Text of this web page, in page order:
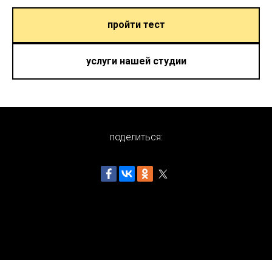
пройти тест
услуги нашей студии
поделиться: